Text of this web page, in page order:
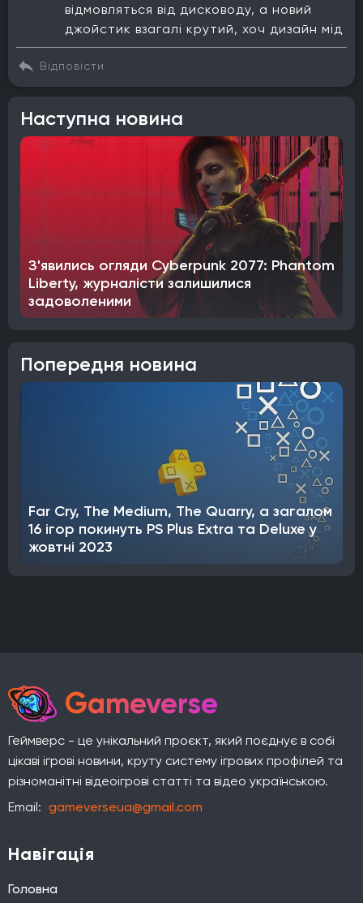
відмовляться від дисководу, а новий
джойстик взагалі крутий, хоч дизайн мід
Відповісти
Наступна новина
З'явились огляди Cyberpunk 2077: Phantom
Liberty, журналісти залишилися
задоволеними
Попередня новина
Far Cry, The Medium, The Quarry, а загалом
16 ігор покинуть PS Plus Extra та Deluxe у
жовтні 2023
Gameverse
Геймверс - це унікальний проєкт, який поєднує в собі
цікаві ігрові новини, круту систему ігрових профілей та
різноманітні відеоігрові статті та відео українською.
Email: gameverseua@gmail.com
Навігація
Головна